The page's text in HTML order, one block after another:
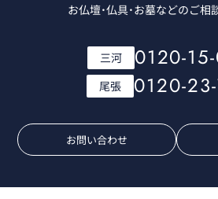
お仏壇・仏具・お墓などのご相
三河 0120-
尾張 0120-
お問い合わせ